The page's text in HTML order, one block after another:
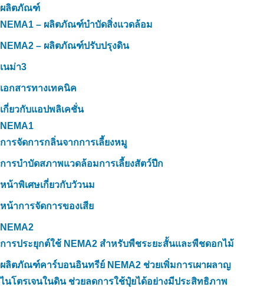
ผลิตภัณฑ์
NEMA1 – ผลิตภัณฑ์บำบัดสิ่งแวดล้อม
NEMA2 – ผลิตภัณฑ์ปรับปรุงดิน
เนม่า3
เอกสารทางเทคนิค
เกี่ยวกับแอปพลิเคชั่น
NEMA1
การจัดการกลิ่นจากการเลี้ยงหมู
การบำบัดสภาพแวดล้อมการเลี้ยงสัตว์ปีก
หน้าพิเศษเกี่ยวกับวัวนม
หน้าการจัดการของเสีย
NEMA2
การประยุกต์ใช้ NEMA2 สำหรับพืชระยะสั้นและพืชดอกไม้
ผลิตภัณฑ์คาร์บอนอินทรีย์ NEMA2 ช่วยเพิ่มการเผาผลาญ
ไนโตรเจนในดิน ช่วยลดการใช้ปุ๋ยได้อย่างมีประสิทธิภาพ